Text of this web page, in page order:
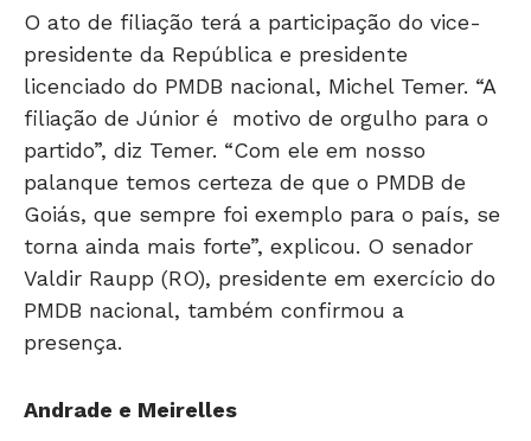
O ato de filiação terá a participação do vice-
presidente da República e presidente
licenciado do PMDB nacional, Michel Temer. “A
filiação de Júnior é motivo de orgulho para o
partido”, diz Temer. “Com ele em nosso
palanque temos certeza de que o PMDB de
Goiás, que sempre foi exemplo para o país, se
torna ainda mais forte”, explicou. O senador
Valdir Raupp (RO), presidente em exercício do
PMDB nacional, também confirmou a
presença.
Andrade e Meirelles